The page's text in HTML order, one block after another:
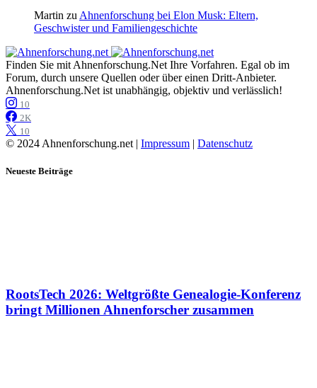
Martin zu Ahnenforschung bei Elon Musk: Eltern,
Geschwister und Familiengeschichte
Finden Sie mit Ahnenforschung.Net Ihre Vorfahren. Egal ob im
Forum, durch unsere Quellen oder über einen Dritt-Anbieter.
Ahnenforschung.Net ist unabhängig, objektiv und verlässlich!
10
2K
10
© 2024 Ahnenforschung.net | Impressum | Datenschutz
Neueste Beiträge
RootsTech 2026: Weltgrößte Genealogie-Konferenz
bringt Millionen Ahnenforscher zusammen